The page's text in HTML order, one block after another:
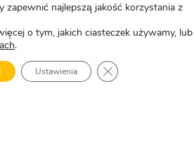
zapewnić najlepszą jakość korzystania z
o tym, jakich ciasteczek używamy, lub
.
Ustawienia ZAMKNIJ PANEL